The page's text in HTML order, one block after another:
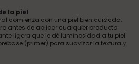
la piel
comienza con una piel bien cuidada.
antes de aplicar cualquier producto.
ligera que le dé luminosidad a tu piel
(primer) para suavizar la textura y